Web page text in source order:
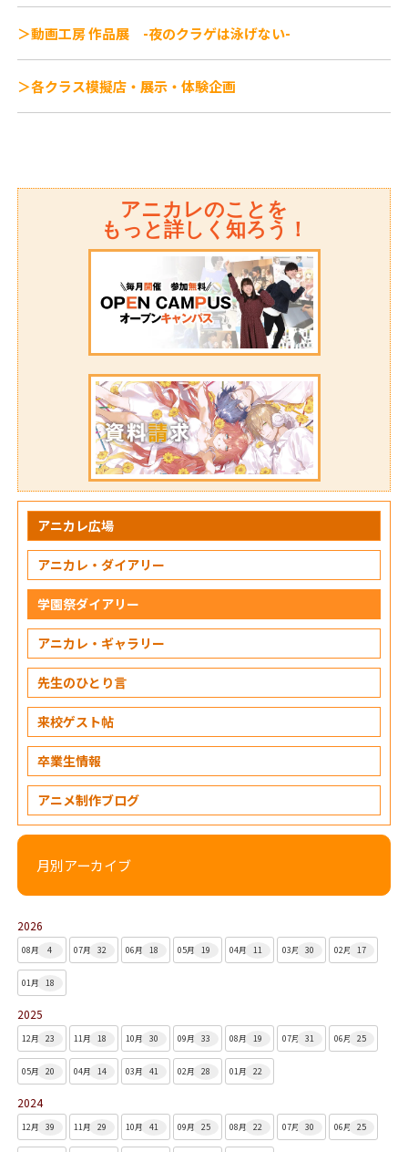
＞動画工房 作品展 -夜のクラゲは泳げない-
＞各クラス模擬店・展示・体験企画
アニカレのことを
もっと詳しく知ろう！
アニカレ広場
アニカレ・ダイアリー
学園祭ダイアリー
アニカレ・ギャラリー
先生のひとり言
来校ゲスト帖
卒業生情報
アニメ制作ブログ
月別アーカイブ
2026
08月 4 07月 32 06月 18 05月 19 04月 11 03月 30 02月 17
01月 18
2025
12月 23 11月 18 10月 30 09月 33 08月 19 07月 31 06月 25
05月 20 04月 14 03月 41 02月 28 01月 22
2024
12月 39 11月 29 10月 41 09月 25 08月 22 07月 30 06月 25